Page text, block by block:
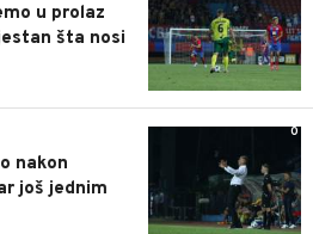
u prolaz
šta nosi
0
nakon
još jednim